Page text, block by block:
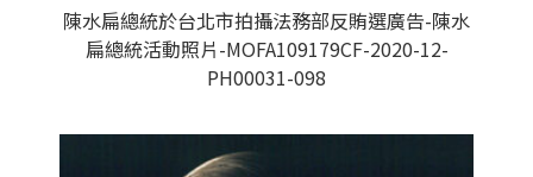
陳水扁總統於台北市拍攝法務部反賄選廣告-陳水
扁總統活動照片-MOFA109179CF-2020-12-
PH00031-098